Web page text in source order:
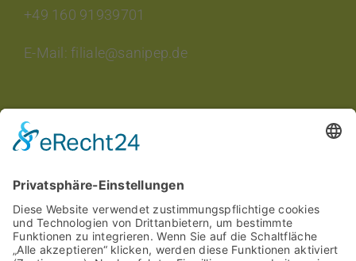
+49 160 91939701
E-Mail: filiale@sanipep.de
INTERESSANTES
Aktuelle Angebote
Stellenangebote